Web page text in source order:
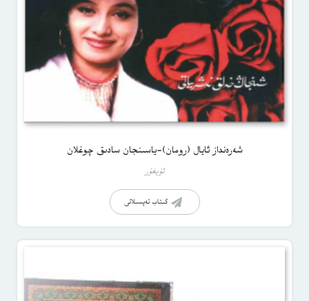
شەرەنداز ئايال (رومان)-ياسىنجان سادىق چوغلان
ئۇيغۇر
كىتاب تەپسىلاتى